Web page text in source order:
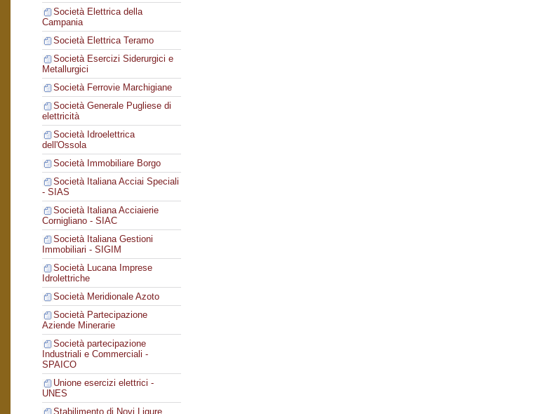
Società Elettrica della
Campania
Società Elettrica Teramo
Società Esercizi Siderurgici e
Metallurgici
Società Ferrovie Marchigiane
Società Generale Pugliese di
elettricità
Società Idroelettrica
dell'Ossola
Società Immobiliare Borgo
Società Italiana Acciai Speciali
- SIAS
Società Italiana Acciaierie
Cornigliano - SIAC
Società Italiana Gestioni
Immobiliari - SIGIM
Società Lucana Imprese
Idrolettriche
Società Meridionale Azoto
Società Partecipazione
Aziende Minerarie
Società partecipazione
Industriali e Commerciali -
SPAICO
Unione esercizi elettrici -
UNES
Stabilimento di Novi Ligure